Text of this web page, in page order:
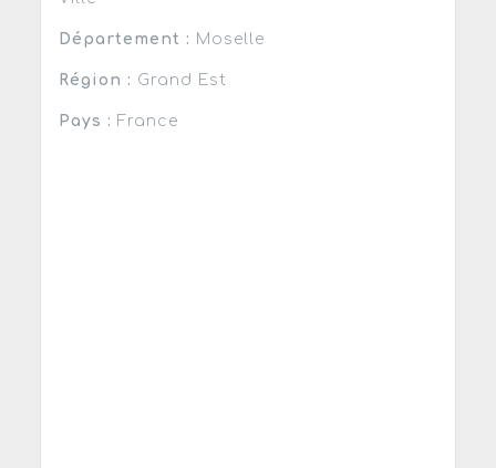
Département : Moselle
Région : Grand Est
Pays : France